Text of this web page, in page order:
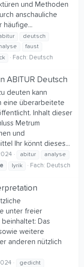
und Methoden
anschauliche
häufige...
deutsch
faust
Fach: Deutsch
ABITUR Deutsch
deuten kann
eine überarbeitete
Inhalt dieser
Metrum
und
Ihr könnt dieses...
abitur
analyse
lyrik Fach: Deutsch
unter freier
Das
weitere
anderen nützlich
gedicht